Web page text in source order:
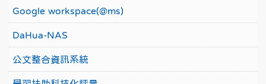
Google workspace(@ms)
DaHua-NAS
公文整合資訊系統